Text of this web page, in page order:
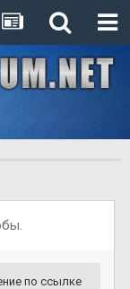
по ссылке